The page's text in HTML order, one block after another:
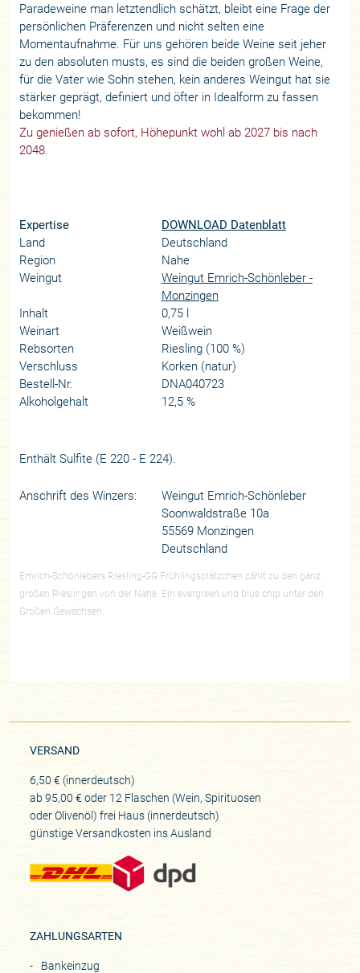
Paradeweine man letztendlich schätzt, bleibt eine Frage der
persönlichen Präferenzen und nicht selten eine
Momentaufnahme. Für uns gehören beide Weine seit jeher
zu den absoluten musts, es sind die beiden großen Weine,
für die Vater wie Sohn stehen, kein anderes Weingut hat sie
stärker geprägt, definiert und öfter in Idealform zu fassen
bekommen!
Zu genießen ab sofort, Höhepunkt wohl ab 2027 bis nach
2048.
Expertise
DOWNLOAD Datenblatt
Land
Deutschland
Region
Nahe
Weingut
Weingut Emrich-Schönleber -
Monzingen
Inhalt
0,75 l
Weinart
Weißwein
Rebsorten
Riesling (100 %)
Verschluss
Korken (natur)
Bestell-Nr.
DNA040723
Alkoholgehalt
12,5 %
Enthält Sulfite (E 220 - E 224).
Anschrift des Winzers:
Weingut Emrich-Schönleber
Soonwaldstraße 10a
55569 Monzingen
Deutschland
Emrich-Schönlebers Riesling-GG Frühlingsplätzchen zählt zu den ganz
großen Rieslingen von der Nahe. Ein evergreen und blue chip unter den
Großen Gewächsen.
VERSAND
6,50 € (innerdeutsch)
ab 95,00 € oder 12 Flaschen (Wein, Spirituosen
oder Olivenöl) frei Haus (innerdeutsch)
günstige Versandkosten ins Ausland
ZAHLUNGSARTEN
Bankeinzug